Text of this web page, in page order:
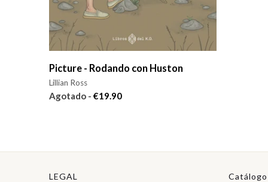
Picture - Rodando con Huston
Lillian Ross
Agotado - €19.90
LEGAL Catálogo